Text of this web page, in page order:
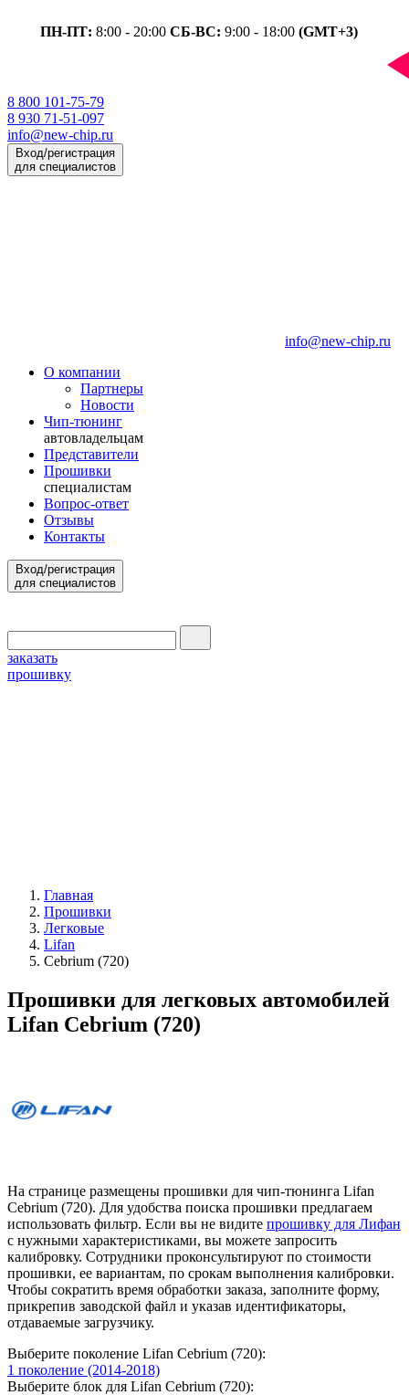
ПН-ПТ: 8:00 - 20:00 СБ-ВС: 9:00 - 18:00 (GMT+3)
8 800 101-75-79
8 930 71-51-097
info@new-chip.ru
Вход/регистрация
для специалистов
info@new-chip.ru
О компании
Партнеры
Новости
Чип-тюнинг
автовладельцам
Представители
Прошивки
специалистам
Вопрос-ответ
Отзывы
Контакты
Вход/регистрация
для специалистов
заказать
прошивку
Главная
Прошивки
Легковые
Lifan
Cebrium (720)
Прошивки для легковых автомобилей
Lifan Cebrium (720)
На странице размещены прошивки для чип-тюнинга Lifan
Cebrium (720). Для удобства поиска прошивки предлагаем
использовать фильтр. Если вы не видите прошивку для Лифан
с нужными характеристиками, вы можете запросить
калибровку. Сотрудники проконсультируют по стоимости
прошивки, ее вариантам, по срокам выполнения калибровки.
Чтобы сократить время обработки заказа, заполните форму,
прикрепив заводской файл и указав идентификаторы,
отдаваемые загрузчику.
Выберите поколение Lifan Cebrium (720):
1 поколение (2014-2018)
Выберите блок для Lifan Cebrium (720):